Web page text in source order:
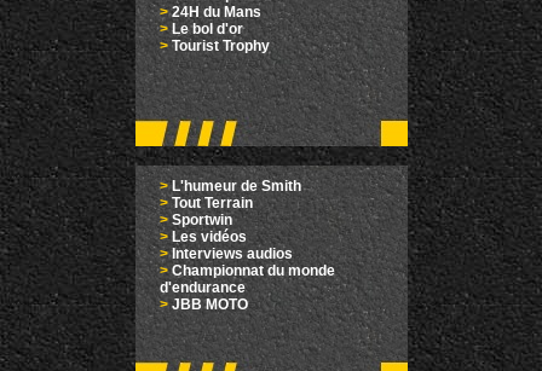
>24H du Mans
>Le bol d'or
> Tourist Trophy
>L'humeur de Smith
> Tout Terrain
> Sportwin
> Les vidéos
> Interviews audios
>Championnat du monde
d'endurance
> JBB MOTO